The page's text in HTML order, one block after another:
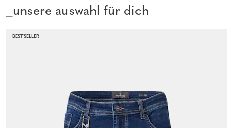
_unsere auswahl für dich
BESTSELLER